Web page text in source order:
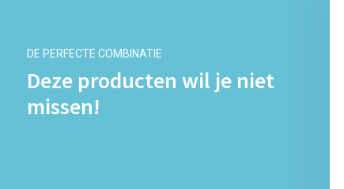
DE PERFECTE COMBINATIE
Deze producten wil je niet
missen!
Cream 15ml x3